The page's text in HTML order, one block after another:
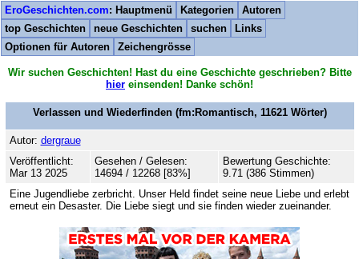
EroGeschichten.com: Hauptmenü Kategorien
Autoren
top Geschichten
neue Geschichten suchen
Links
Optionen für Autoren
Zeichengrösse
Wir suchen Geschichten! Hast du eine Geschichte geschrieben? Bitte
hier einsenden! Danke schön!
Verlassen und Wiederfinden(fm:Romantisch, 11621Wörter)
Autor: dergraue
Veröffentlicht:
Mar 13 2025
Gesehen / Gelesen:
14694 / 12268 [83%]
Bewertung Geschichte:
9.71 (386 Stimmen)
Eine Jugendliebe zerbricht. Unser Held findet seine neue Liebe und erlebt
erneut ein Desaster. Die Liebe siegt und sie finden wieder zueinander.